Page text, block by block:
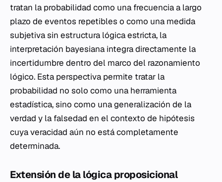
tratan la probabilidad como una frecuencia a largo
plazo de eventos repetibles o como una medida
subjetiva sin estructura lógica estricta, la
interpretación bayesiana integra directamente la
incertidumbre dentro del marco del razonamiento
lógico. Esta perspectiva permite tratar la
probabilidad no solo como una herramienta
estadística, sino como una generalización de la
verdad y la falsedad en el contexto de hipótesis
cuya veracidad aún no está completamente
determinada.
Extensión de la lógica proposicional